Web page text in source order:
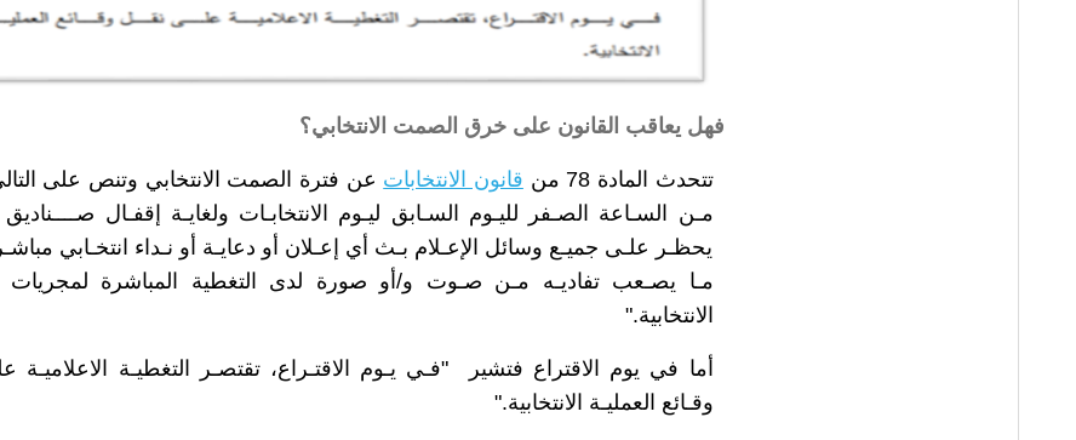
فهل يعاقب القانون على خرق الصمت الانتخابي؟
تتحدث المادة 78 من قانون الانتخابات عن فترة الصمت الانتخابي وتنص على التالي
مـن السـاعة الصـفر لليـوم السـابق ليـوم الانتخابـات ولغايـة إقفـال صــــناديق
يحظـر علـى جميـع وسائل الإعـلام بـث أي إعـلان أو دعايـة أو نـداء انتخـابي
مـا يصـعب تفاديـه مـن صـوت و/أو صورة لدى التغطية المباشرة لمجريات
الانتخابية."
أما في يوم الاقتراع فتشير "فـي يـوم الاقتـراع، تقتصـر التغطيـة الاعلاميـة
وقـائع العمليـة الانتخابية."